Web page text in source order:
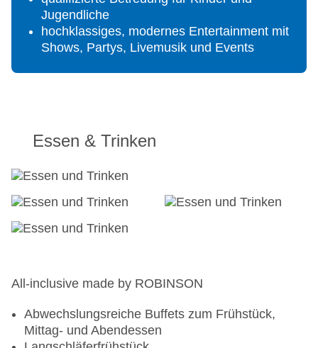
Jugendliche
hochklassiges, modernes Entertainment mit
Shows, Partys, Livemusik und Events
Essen & Trinken
All-inclusive made by ROBINSON
Abwechslungsreiche Buffets zum Frühstück,
Mittag- und Abendessen